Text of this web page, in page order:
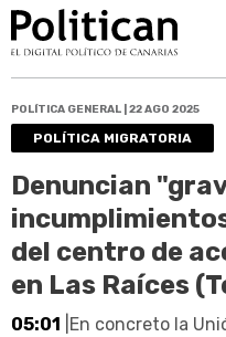
POLÍTICA GENERAL | 22 AGO 2025
POLÍTICA MIGRATORIA
Denuncian
del centro de
en Las Raíces
05:01 |En concreto la